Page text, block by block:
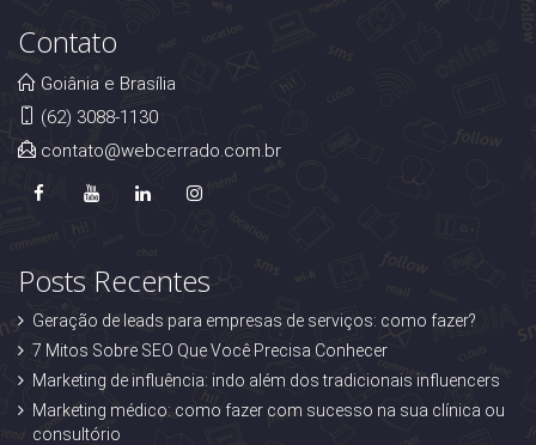
Contato
Goiânia e Brasília
(62) 3088-1130
contato@webcerrado.com.br
Posts Recentes
Geração de leads para empresas de serviços: como fazer?
7 Mitos Sobre SEO Que Você Precisa Conhecer
Marketing de influência: indo além dos tradicionais influencers
Marketing médico: como fazer com sucesso na sua clínica ou
consultório